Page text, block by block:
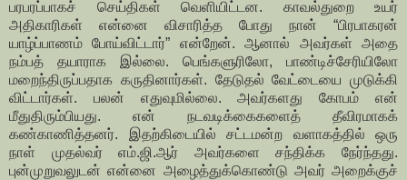
பரபரப்பாகச் செய்திகள் வெளியிட்டன. காவல்துறை உயர்
அதிகாரிகள் என்னை விசாரித்த போது நான் “பிரபாகரன்
யாழ்ப்பாணம் போய்விட்டார்” என்றேன். ஆனால் அவர்கள் அதை
நம்பத் தயாராக இல்லை. பெங்களுரிலோ, பாண்டிச்சேரியிலோ
மறைந்திருப்பதாக கருதினார்கள். தேடுதல் வேட்டையை முடுக்கி
விட்டார்கள். பலன் எதுவுமில்லை. அவர்களது கோபம் என்
மீதுதிரும்பியது. என் நடவடிக்கைகளைத் தீவிரமாகக்
கண்காணித்தனர். இதற்கிடையில் சட்டமன்ற வளாகத்தில் ஒரு
நாள் முதல்வர் எம்.ஜி.ஆர் அவர்களை சந்திக்க நேர்ந்தது.
புன்முறுவலுடன் என்னை அழைத்துக்கொண்டு அவர் அறைக்குச்